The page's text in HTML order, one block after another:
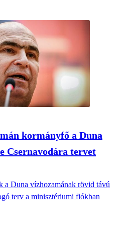
kormányfő a Duna
Csernavodára tervet
a Duna vízhozamának rövid távú
terv a minisztériumi fiókban